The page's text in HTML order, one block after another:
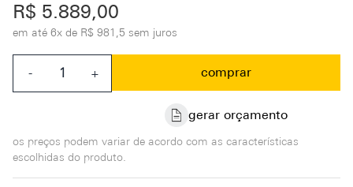
R$ 5.889,00
em até 6x de R$ 981,5 sem juros
- + comprar
gerar orçamento
os preços podem variar de acordo com as características
escolhidas do produto.